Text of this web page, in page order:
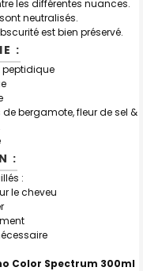
les différentes nuances.
neutralisés.
est bien préservé.
:
peptidique
bergamote, fleur de sel &
:
:
le cheveu
Color Spectrum 300ml